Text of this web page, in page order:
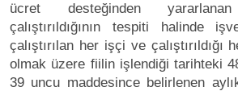
ücret desteğinden
çalıştırıldığının tespiti halinde
çalıştırılan her işçi ve çalıştırıldığı
olmak üzere fiilin işlendiği tarihteki
39 uncu maddesince belirlenen